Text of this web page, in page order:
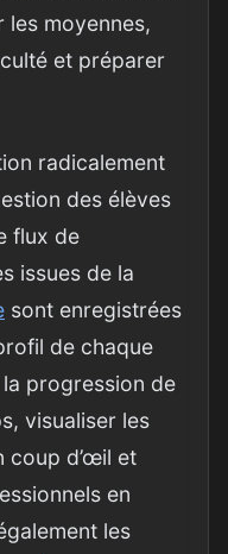
moyennes,
et préparer
radicalement
des élèves
flux de
issues de la
sont enregistrées
de chaque
progression de
visualiser les
coup d’œil et
en
les